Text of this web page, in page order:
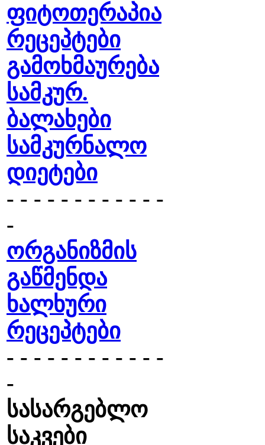
ფიტოთერაპია
რეცეპტები
გამოხმაურება
სამკურ.
ბალახები
სამკურნალო
დიეტები
- - - - - - - - - - - -
-
ორგანიზმის
გაწმენდა
ხალხური
რეცეპტები
- - - - - - - - - - - -
-
სასარგებლო
საკვები